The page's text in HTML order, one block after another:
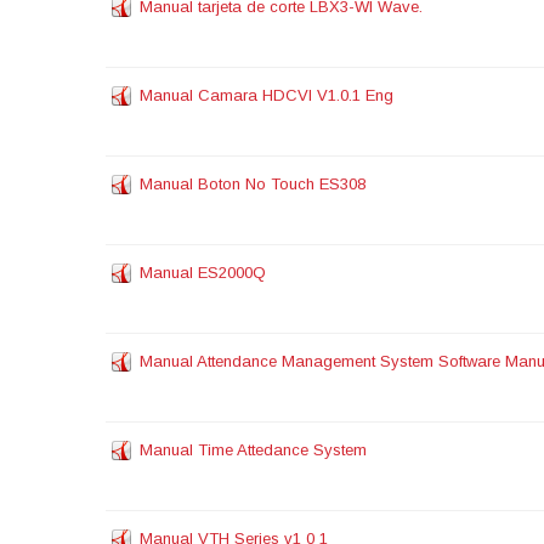
Manual tarjeta de corte LBX3-WI Wave.
Manual Camara HDCVI V1.0.1 Eng
Manual Boton No Touch ES308
Manual ES2000Q
Manual Attendance Management System Software
Manual Time Attedance System
Manual VTH Series v1 0 1